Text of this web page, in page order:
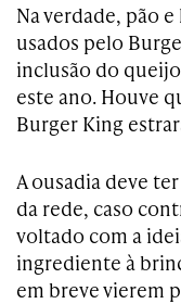
Na verdade, pão
usados pelo
inclusão do
este ano. Houve
Burger King
A ousadia deve
da rede, caso
voltado com a
ingrediente à
em breve vierem